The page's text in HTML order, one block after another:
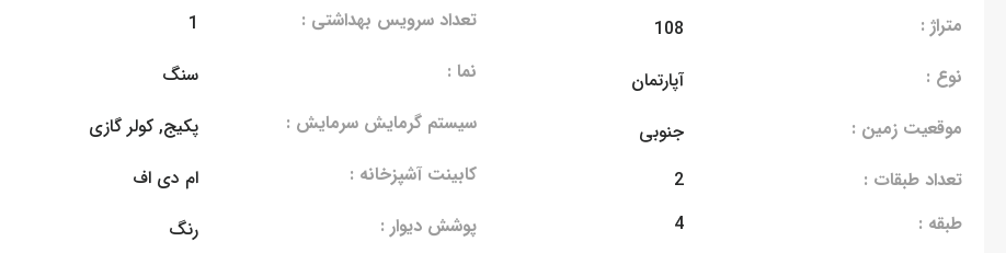
متراژ :
108
نوع :
آپارتمان
موقعیت زمین :
جنوبی
تعداد طبقات :
2
طبقه :
4
تعداد سرویس بهداشتی :
1
نما :
سنگ
سیستم گرمایش سرمایش :
پکیج, کولر گازی
کابینت آشپزخانه :
ام دی اف
پوشش دیوار :
رنگ